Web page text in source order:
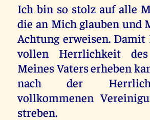
Ich bin so stolz auf alle
die an Mich glauben und
Achtung erweisen. Damit
vollen Herrlichkeit des
Meines Vaters erheben
nach der
vollkommenen
streben.